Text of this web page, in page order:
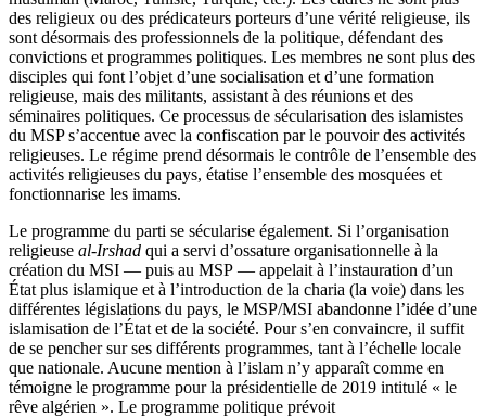
des religieux ou des prédicateurs porteurs d’une vérité religieuse, ils
sont désormais des professionnels de la politique, défendant des
convictions et programmes politiques. Les membres ne sont plus des
disciples qui font l’objet d’une socialisation et d’une formation
religieuse, mais des militants, assistant à des réunions et des
séminaires politiques. Ce processus de sécularisation des islamistes
du MSP s’accentue avec la confiscation par le pouvoir des activités
religieuses. Le régime prend désormais le contrôle de l’ensemble des
activités religieuses du pays, étatise l’ensemble des mosquées et
fonctionnarise les imams.
Le programme du parti se sécularise également. Si l’organisation
religieuse al-Irshad qui a servi d’ossature organisationnelle à la
création du MSI — puis au MSP — appelait à l’instauration d’un
État plus islamique et à l’introduction de la charia (la voie) dans les
différentes législations du pays le MSP/MSI abandonne l’idée d’une
islamisation de l’État et de la société. Pour s’en convaincre, il suffit
de se pencher sur ses différents programmes, tant à l’échelle locale
que nationale. Aucune mention à l’islam n’y apparaît comme en
témoigne le programme pour la présidentielle de 2019 intitulé « le
rêve algérien ». Le programme politique prévoit